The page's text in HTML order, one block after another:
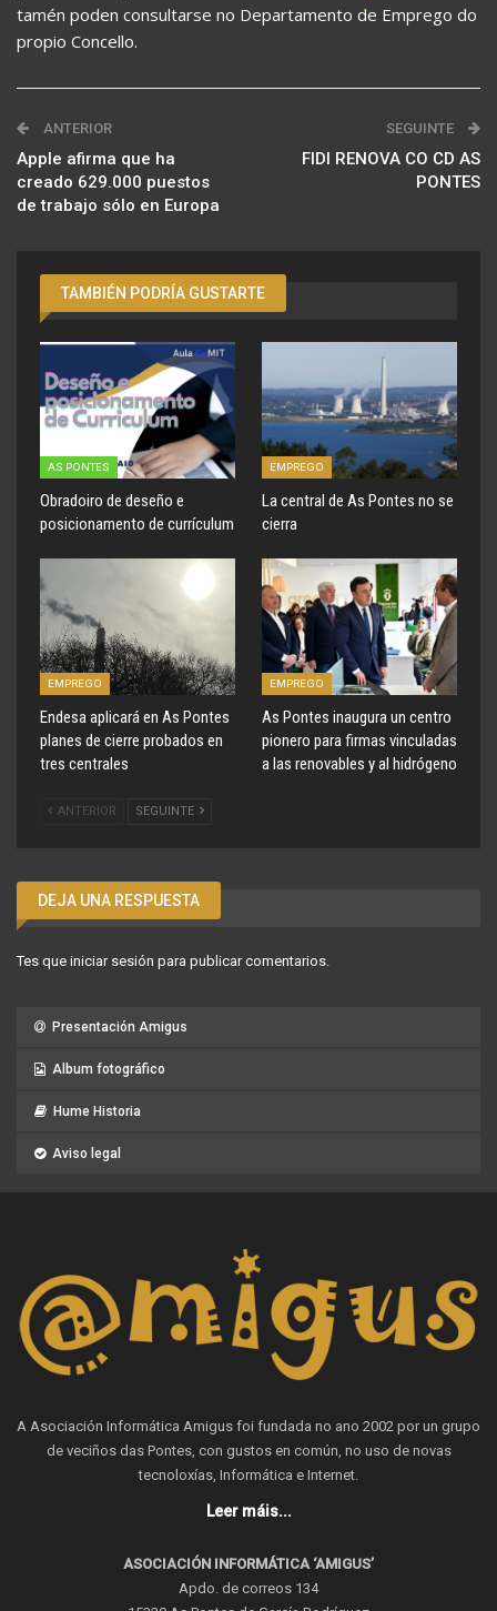
tamén poden consultarse no Departamento de Emprego do
propio Concello.
ANTERIOR
Apple afirma que ha
creado 629.000 puestos
de trabajo sólo en Europa
SEGUINTE
FIDI RENOVA CO CD AS
PONTES
TAMBIÉN PODRÍA GUSTARTE
AS PONTES
Obradoiro de deseño e
posicionamento de currículum
EMPREGO
La central de As Pontes no se
cierra
EMPREGO
Endesa aplicará en As Pontes
planes de cierre probados en
tres centrales
EMPREGO
As Pontes inaugura un centro
pionero para firmas vinculadas
a las renovables y al hidrógeno
ANTERIOR SEGUINTE
DEJA UNA RESPUESTA
Tes que iniciar sesión para publicar comentarios.
Presentación Amigus
Album fotográfico
Hume Historia
Aviso legal
A Asociación Informática Amigus foi fundada no ano 2002 por un grupo
de veciños das Pontes, con gustos en común, no uso de novas
tecnoloxías, Informática e Internet.
Leer máis...
ASOCIACIÓN INFORMÁTICA ‘AMIGUS’
Apdo. de correos 134